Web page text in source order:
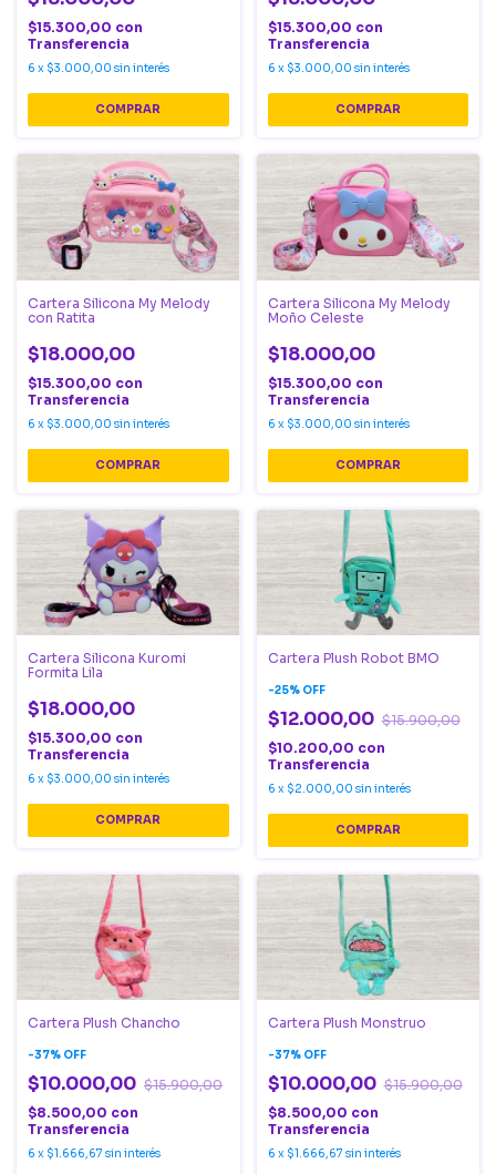
$15.300,00 con
Transferencia
6 x $3.000,00 sin interés
$15.300,00 con
Transferencia
6 x $3.000,00 sin interés
Cartera Silicona My Melody
con Ratita
$18.000,00
$15.300,00 con
Transferencia
6 x $3.000,00 sin interés
Cartera Silicona My Melody
Moño Celeste
$18.000,00
$15.300,00 con
Transferencia
6 x $3.000,00 sin interés
Cartera Silicona Kuromi
Formita Lila
$18.000,00
$15.300,00 con
Transferencia
6 x $3.000,00 sin interés
Cartera Plush Robot BMO
-25% OFF
$12.000,00 $15.900,00
$10.200,00 con
Transferencia
6 x $2.000,00 sin interés
Cartera Plush Chancho
-37% OFF
$10.000,00 $15.900,00
$8.500,00 con
Transferencia
6 x $1.666,67 sin interés
Cartera Plush Monstruo
-37% OFF
$10.000,00 $15.900,00
$8.500,00 con
Transferencia
6 x $1.666,67 sin interés